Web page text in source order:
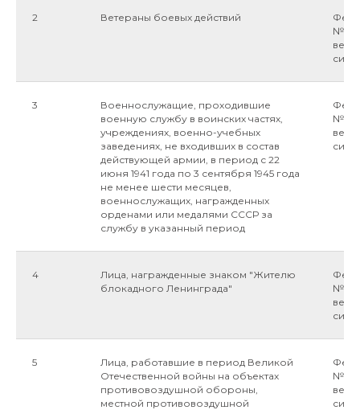
2 Ветераны боевых действий
№5-
силу
3
Военнослужащие, проходившие
военную службу в воинских частях,
учреждениях, военно-учебных
заведениях, не входивших в состав
действующей армии, в период с 22
июня 1941 года по 3 сентября 1945 года
не менее шести месяцев,
военнослужащих, награжденных
орденами или медалями СССР за
службу в указанный период
№5-
силу
4
Лица, награжденные знаком "Жителю
блокадного Ленинграда"
№5-
силу
5
Лица, работавшие в период Великой
Отечественной войны на объектах
противовоздушной обороны,
местной противовоздушной
№5-
силу